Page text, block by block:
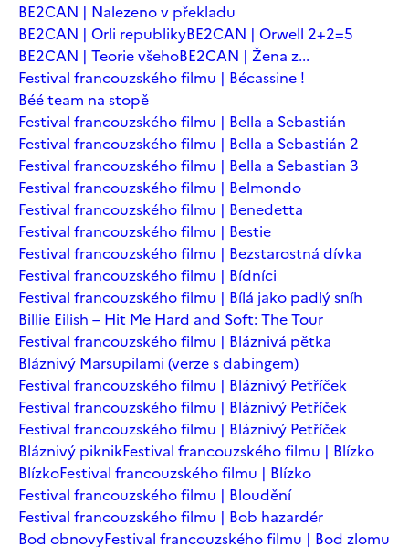
BE2CAN | Nalezeno v překladu
BE2CAN | Orli republikyBE2CAN | Orwell 2+2=5
BE2CAN | Teorie všehoBE2CAN | Žena z...
Festival francouzského filmu | Bécassine !
Béé team na stopě
Festival francouzského filmu | Bella a Sebastián
Festival francouzského filmu | Bella a Sebastián 2
Festival francouzského filmu | Bella a Sebastian 3
Festival francouzského filmu | Belmondo
Festival francouzského filmu | Benedetta
Festival francouzského filmu | Bestie
Festival francouzského filmu | Bezstarostná dívka
Festival francouzského filmu | Bídníci
Festival francouzského filmu | Bílá jako padlý sníh
Billie Eilish – Hit Me Hard and Soft: The Tour
Festival francouzského filmu | Bláznivá pětka
Bláznivý Marsupilami (verze s dabingem)
Festival francouzského filmu | Bláznivý Petříček
Festival francouzského filmu | Bláznivý Petříček
Festival francouzského filmu | Bláznivý Petříček
Bláznivý piknikFestival francouzského filmu | Blízko
BlízkoFestival francouzského filmu | Blízko
Festival francouzského filmu | Bloudění
Festival francouzského filmu | Bob hazardér
Bod obnovyFestival francouzského filmu | Bod zlomu